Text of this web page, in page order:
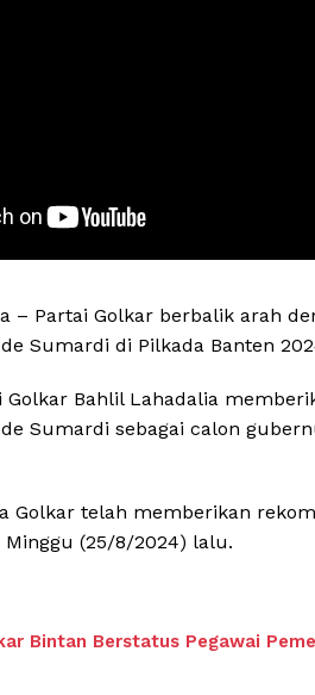
– Partai Golkar berbalik arah
Sumardi di Pilkada Banten
Golkar Bahlil Lahadalia
Sumardi sebagai calon
Golkar telah memberikan
(25/8/2024) lalu.
Bintan Berstatus Pegawai